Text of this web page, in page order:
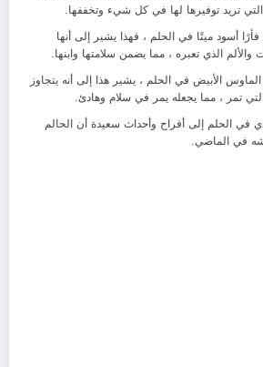
تريد توفيرها لها في كل شيء وتخففها.
أسود ميتًا في الحلم ، فهذا يشير إلى أنها
الذي تعبره ، مما يضمن سلامتها وابنها.
الأبيض في الحلم ، يشير هذا إلى أنه يتجاوز
تمر ، مما يجعله يمر في سلام وهادئ.
في الحلم إلى أفراح وأحداث سعيدة أن الحالم
في الماضي.